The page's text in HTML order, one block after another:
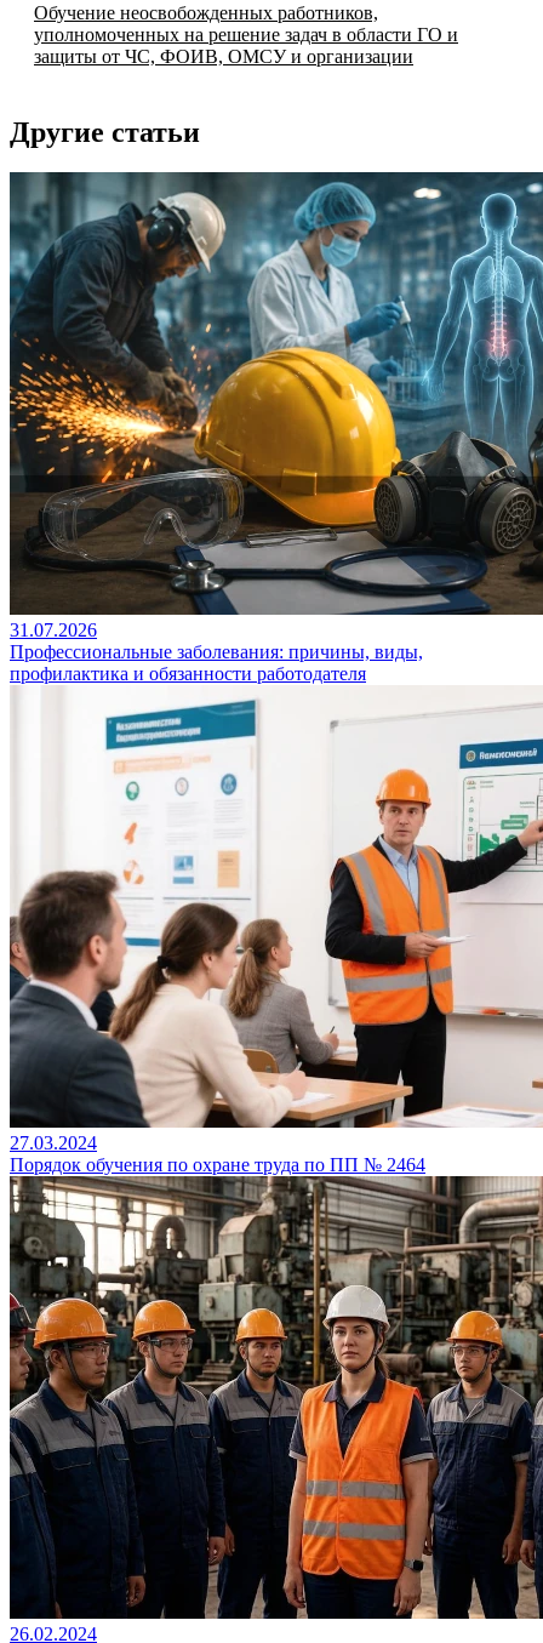
Обучение неосвобожденных работников,
уполномоченных на решение задач в области ГО и
защиты от ЧС, ФОИВ, ОМСУ и организации
Другие статьи
31.07.2026
Профессиональные заболевания: причины, виды,
профилактика и обязанности работодателя
27.03.2024
Порядок обучения по охране труда по ПП № 2464
26.02.2024